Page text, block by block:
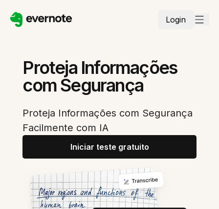
Login
Proteja Informações
com Segurança
Proteja Informações com Segurança
Facilmente com IA
Iniciar teste gratuito